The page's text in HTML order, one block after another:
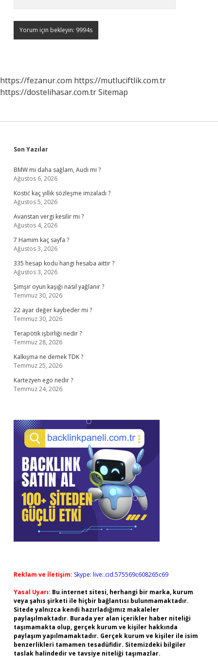
https://fezanur.com https://mutluciftlik.com.tr
https://dostelihasar.com.trSitemap
Sidebar
Son Yazılar
BMW mi daha sağlam, Audi mi ?
Ağustos 6, 2026
Kostić kaç yıllık sözleşme imzaladı ?
Ağustos 5, 2026
Avanstan vergi kesilir mi ?
Ağustos 4, 2026
7 Hamim kaç sayfa ?
Ağustos 3, 2026
335 hesap kodu hangi hesaba aittir ?
Ağustos 3, 2026
Şimşir oyun kaşığı nasıl yağlanır ?
Temmuz 30, 2026
22 ayar değer kaybeder mi ?
Temmuz 30, 2026
Terapötik işbirliği nedir ?
Temmuz 28, 2026
Kalkışma ne demek TDK ?
Temmuz 25, 2026
Kartezyen ego nedir ?
Temmuz 24, 2026
Reklam ve İletişim: Skype: live:.cid.575569c608265c69
Yasal Uyarı: Bu internet sitesi, herhangi bir marka, kurum
veya şahıs şirketi ile hiçbir bağlantısı bulunmamaktadır.
Sitede yalnızca kendi hazırladığımız makaleler
paylaşılmaktadır. Burada yer alan içerikler haber niteliği
taşımamakta olup, gerçek kurum ve kişiler hakkında
paylaşım yapılmamaktadır. Gerçek kurum ve kişiler ile isim
benzerlikleri tamamen tesadüfidir. Sitemizdeki bilgiler
taslak halindedir ve tavsiye niteliği taşımazlar.